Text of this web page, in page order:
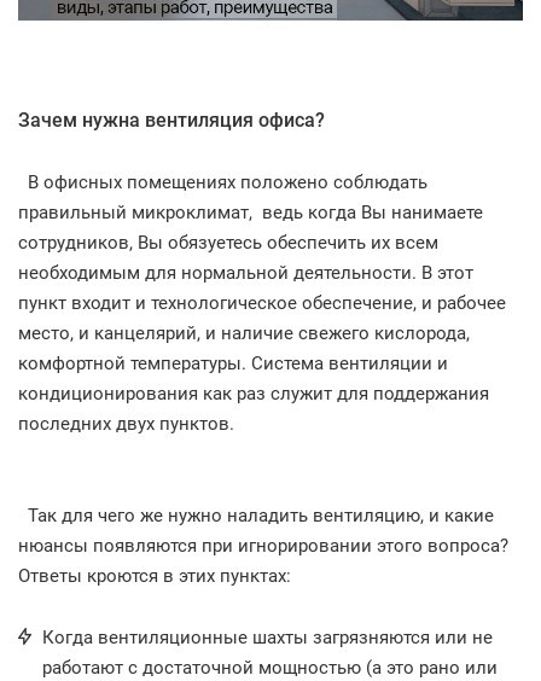
Зачем нужна вентиляция офиса?
В офисных помещениях положено соблюдать
правильный микроклимат, ведь когда Вы нанимаете
сотрудников, Вы обязуетесь обеспечить их всем
необходимым для нормальной деятельности. В этот
пункт входит и технологическое обеспечение, и рабочее
место, и канцелярий, и наличие свежего кислорода,
комфортной температуры. Система вентиляции и
кондиционирования как раз служит для поддержания
последних двух пунктов.
Так для чего же нужно наладить вентиляцию, и какие
нюансы появляются при игнорировании этого вопроса?
Ответы кроются в этих пунктах:
Когда вентиляционные шахты загрязняются или не
работают с достаточной мощностью (а это рано или